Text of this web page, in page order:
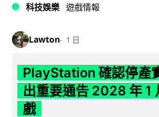
科技娛樂 遊戲情報
Lawton 1 日
PlayStation 確認停產
出重要通告 2028 年 1
戲